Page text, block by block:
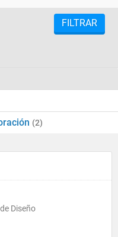
FILTRAR
(2)
Diseño